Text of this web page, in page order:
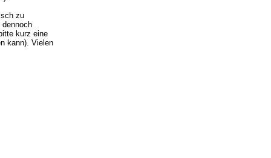
zu
kurz eine
kann). Vielen